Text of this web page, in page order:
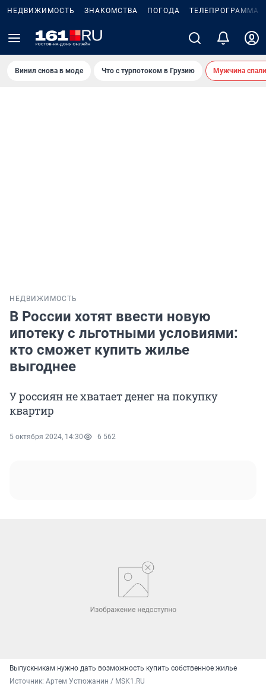
НЕДВИЖИМОСТЬ ЗНАКОМСТВА ПОГОДА ТЕЛЕПРОГРАММА
Винил снова в моде Что с турпотоком в Грузию Мужчина
НЕДВИЖИМОСТЬ
В России хотят ввести новую
ипотеку с льготными условиями:
кто сможет купить жилье
выгоднее
У россиян не хватает денег на покупку
квартир
5 октября 2024, 14:30 6 562
Выпускникам нужно дать возможность купить собственное жилье
Источник: Артем Устюжанин / MSK1.RU